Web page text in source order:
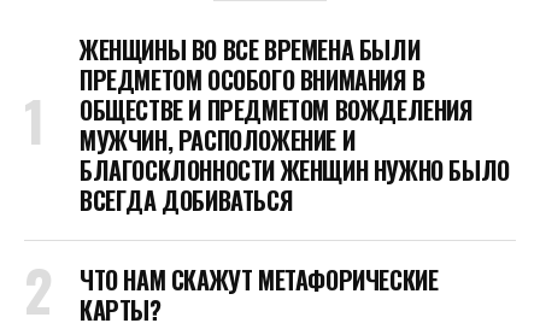
ЖЕНЩИНЫ ВО ВСЕ ВРЕМЕНА БЫЛИ
ПРЕДМЕТОМ ОСОБОГО ВНИМАНИЯ В
ОБЩЕСТВЕ И ПРЕДМЕТОМ ВОЖДЕЛЕНИЯ
МУЖЧИН, РАСПОЛОЖЕНИЕ И
БЛАГОСКЛОННОСТИ ЖЕНЩИН НУЖНО БЫЛО
ВСЕГДА ДОБИВАТЬСЯ
ЧТО НАМ СКАЖУТ МЕТАФОРИЧЕСКИЕ
КАРТЫ?